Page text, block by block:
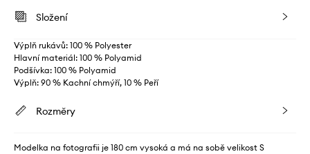
Složení
Výplň rukávů: 100 % Polyester
Hlavní materiál: 100 % Polyamid
Podšívka: 100 % Polyamid
Výplň: 90 % Kachní chmýří, 10 % Peří
Rozměry
Modelka na fotografii je 180 cm vysoká a má na sobě velikost S